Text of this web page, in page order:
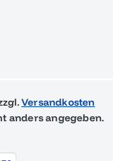
Versandkosten
anders angegeben.